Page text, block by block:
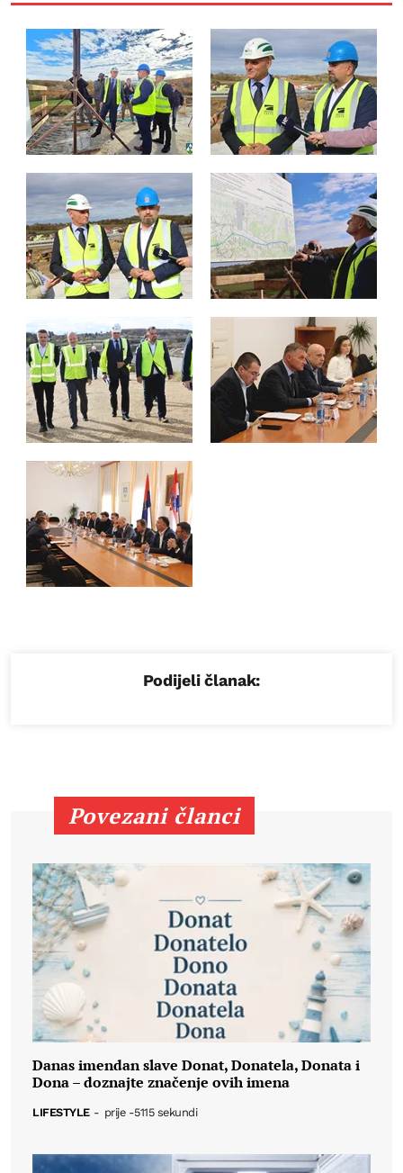
Podijeli članak:
Povezani članci
Danas imendan slave Donat, Donatela, Donata i
Dona – doznajte značenje ovih imena
LIFESTYLE - prije -5115 sekundi